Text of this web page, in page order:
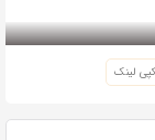
کپی لینک